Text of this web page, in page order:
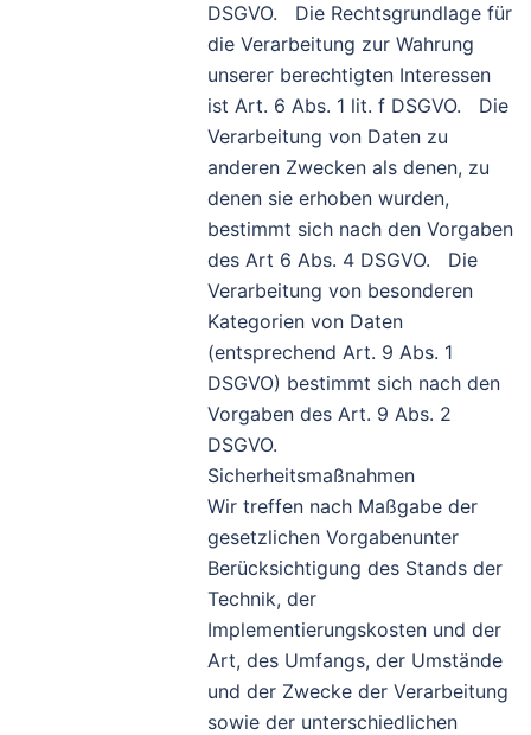
DSGVO. Die Rechtsgrundlage für
die Verarbeitung zur Wahrung
unserer berechtigten Interessen
ist Art. 6 Abs. 1 lit. f DSGVO. Die
Verarbeitung von Daten zu
anderen Zwecken als denen, zu
denen sie erhoben wurden,
bestimmt sich nach den Vorgaben
des Art 6 Abs. 4 DSGVO. Die
Verarbeitung von besonderen
Kategorien von Daten
(entsprechend Art. 9 Abs. 1
DSGVO) bestimmt sich nach den
Vorgaben des Art. 9 Abs. 2
DSGVO.
Sicherheitsmaßnahmen
Wir treffen nach Maßgabe der
gesetzlichen Vorgabenunter
Berücksichtigung des Stands der
Technik, der
Implementierungskosten und der
Art, des Umfangs, der Umstände
und der Zwecke der Verarbeitung
sowie der unterschiedlichen